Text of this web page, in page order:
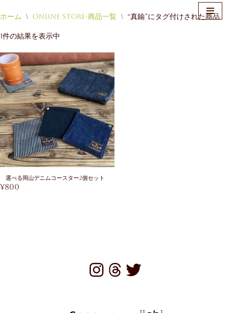
ン
テ
ン
ツ
へ
ス
キ
ッ
プ
ホーム \ Online Store-商品一覧 \ “真鍮”にタグ付けされた商品
1件の結果を表示中
選べる岡山デニムコースター2個セット
¥800